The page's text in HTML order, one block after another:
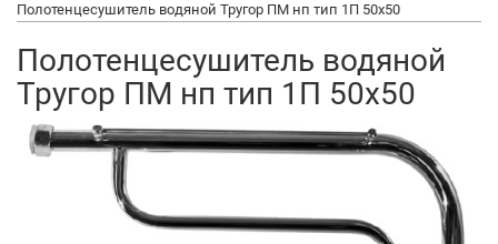
Полотенцесушитель водяной Тругор ПМ нп тип 1П 50x50
Полотенцесушитель водяной
Тругор ПМ нп тип 1П 50x50